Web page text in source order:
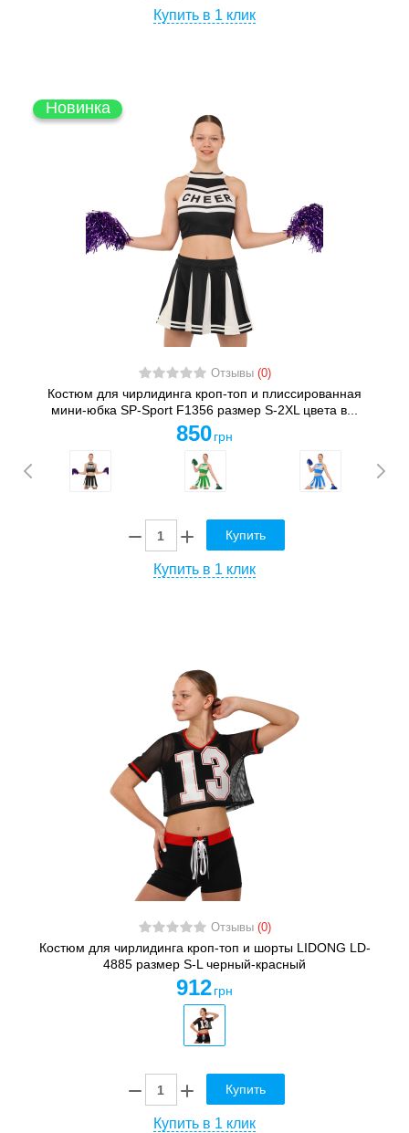
Купить в 1 клик
Новинка
Отзывы (0)
Костюм для чирлидинга кроп-топ и плиссированная
мини-юбка SP-Sport F1356 размер S-2XL цвета в...
850 грн
Купить
Купить в 1 клик
Отзывы (0)
Костюм для чирлидинга кроп-топ и шорты LIDONG LD-
4885 размер S-L черный-красный
912 грн
Купить
Купить в 1 клик